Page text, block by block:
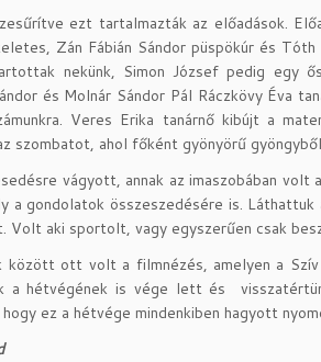
ezt tartalmazták az előadások.
Zán Fábián Sándor püspökúr és
nekünk, Simon József pedig egy
és Molnár Sándor Pál Ráczkövy Éva
Veres Erika tanárnő kibújt a
szombatot, ahol főként gyönyörű
vágyott, annak az imaszobában
a gondolatok összeszedésére is.
Volt aki sportolt, vagy egyszerűen csak
között ott volt a filmnézés, amelyen a
a hétvégének is vége lett és
ez a hétvége mindenkiben hagyott